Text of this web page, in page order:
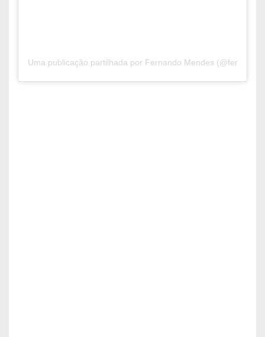
Uma publicação partilhada por Fernando Mendes